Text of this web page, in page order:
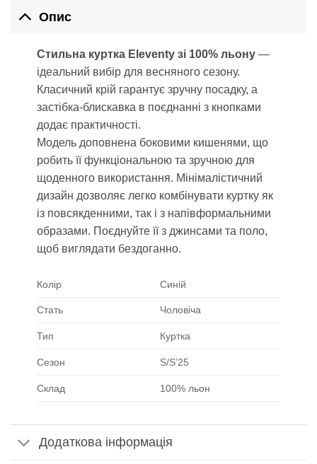
Опис
Стильна куртка Eleventy зі 100% льону—
ідеальний вибір для весняного сезону.
Класичний крій гарантує зручну посадку, а
застібка-блискавка в поєднанні з кнопками
додає практичності.
Модель доповнена боковими кишенями, що
робить її функціональною та зручною для
щоденного використання. Мінімалістичний
дизайн дозволяє легко комбінувати куртку як
із повсякденними, так і з напівформальними
образами. Поєднуйте її з джинсами та поло,
щоб виглядати бездоганно.
Колір Синій
Стать Чоловіча
Тип Куртка
Сезон S/S’25
Склад 100% льон
Додаткова інформація